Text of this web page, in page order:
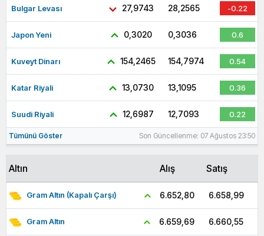
Bulgar Levası 27,9743 28,2565 -0.22
Japon Yeni 0,3020 0,3036 0.6
Kuveyt Dinarı 154,2465 154,7974 0.54
Katar Riyali 13,0730 13,1095 0.36
Suudi Riyali 12,6987 12,7093 0.22
Tümünü Göster Son Güncellenme: 07 Ağustos 23:50
Altın Alış Satış
Gram Altın (Kapalı Çarşı) 6.652,80 6.658,99
Gram Altın 6.659,69 6.660,55